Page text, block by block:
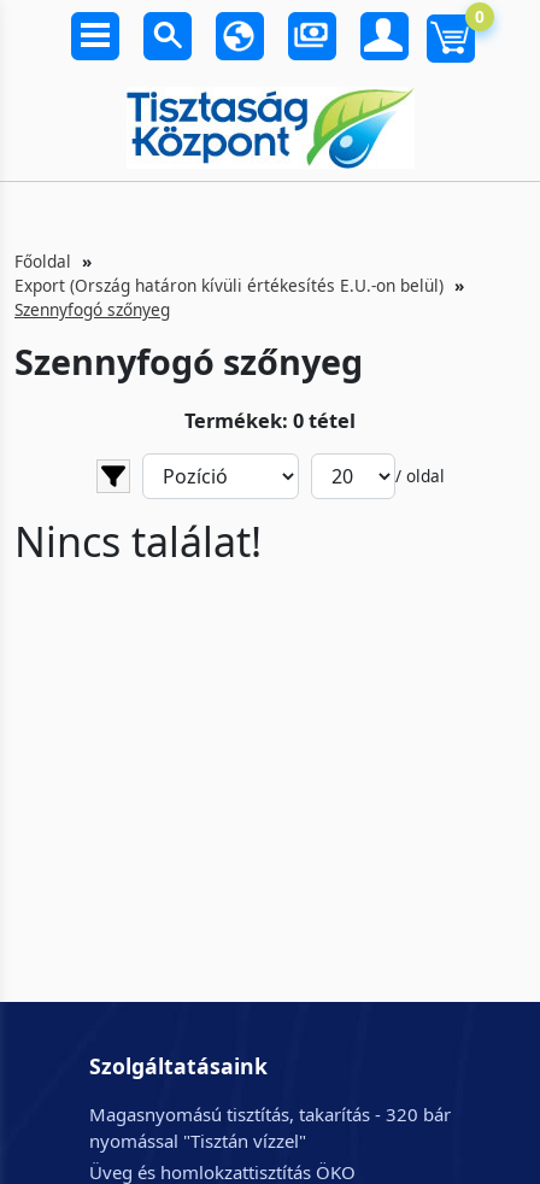
0
Főoldal
Export (Ország határon kívüli értékesítés E.U.-on belül)
Szennyfogó szőnyeg
Szennyfogó szőnyeg
Termékek: 0 tétel
/ oldal
Nincs találat!
Szolgáltatásaink
Magasnyomású tisztítás, takarítás - 320 bár
nyomással "Tisztán vízzel"
Üveg és homlokzattisztítás ÖKO